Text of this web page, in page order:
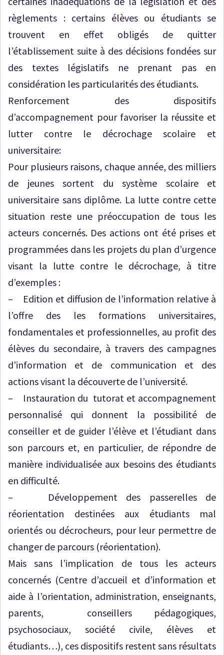
règlements : certains élèves ou étudiants se
trouvent en effet obligés de quitter
l’établissement suite à des décisions fondées sur
des textes législatifs ne prenant pas en
considération les particularités des étudiants.
Renforcement des dispositifs
d’accompagnement pour favoriser la réussite et
lutter contre le décrochage scolaire et
universitaire:
Pour plusieurs raisons, chaque année, des milliers
de jeunes sortent du système scolaire et
universitaire sans diplôme. La lutte contre cette
situation reste une préoccupation de tous les
acteurs concernés. Des actions ont été prises et
programmées dans les projets du plan d’urgence
visant la lutte contre le décrochage, à titre
d’exemples :
– Edition et diffusion de l’information relative à
l’offre des les formations universitaires,
fondamentales et professionnelles, au profit des
élèves du secondaire, à travers des campagnes
d’information et de communication et des
actions visant la découverte de l’université.
– Instauration du tutorat et accompagnement
personnalisé qui donnent la possibilité de
conseiller et de guider l’élève et l’étudiant dans
son parcours et, en particulier, de répondre de
manière individualisée aux besoins des étudiants
en difficulté.
– Développement des passerelles de
réorientation destinées aux étudiants mal
orientés ou décrocheurs, pour leur permettre de
changer de parcours (réorientation).
Mais sans l’implication de tous les acteurs
concernés (Centre d’accueil et d’information et
aide à l’orientation, administration, enseignants,
parents, conseillers pédagogiques,
psychosociaux, société civile, élèves et
étudiants…), ces dispositifs restent sans résultats